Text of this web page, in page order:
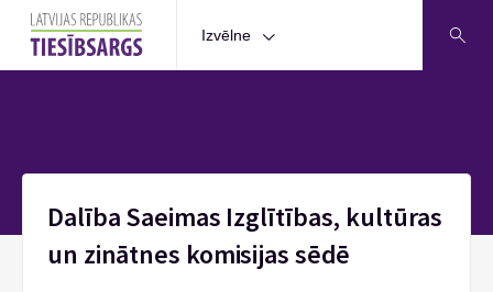
Izvēlne
Dalība Saeimas Izglītības, kultūras
un zinātnes komisijas sēdē